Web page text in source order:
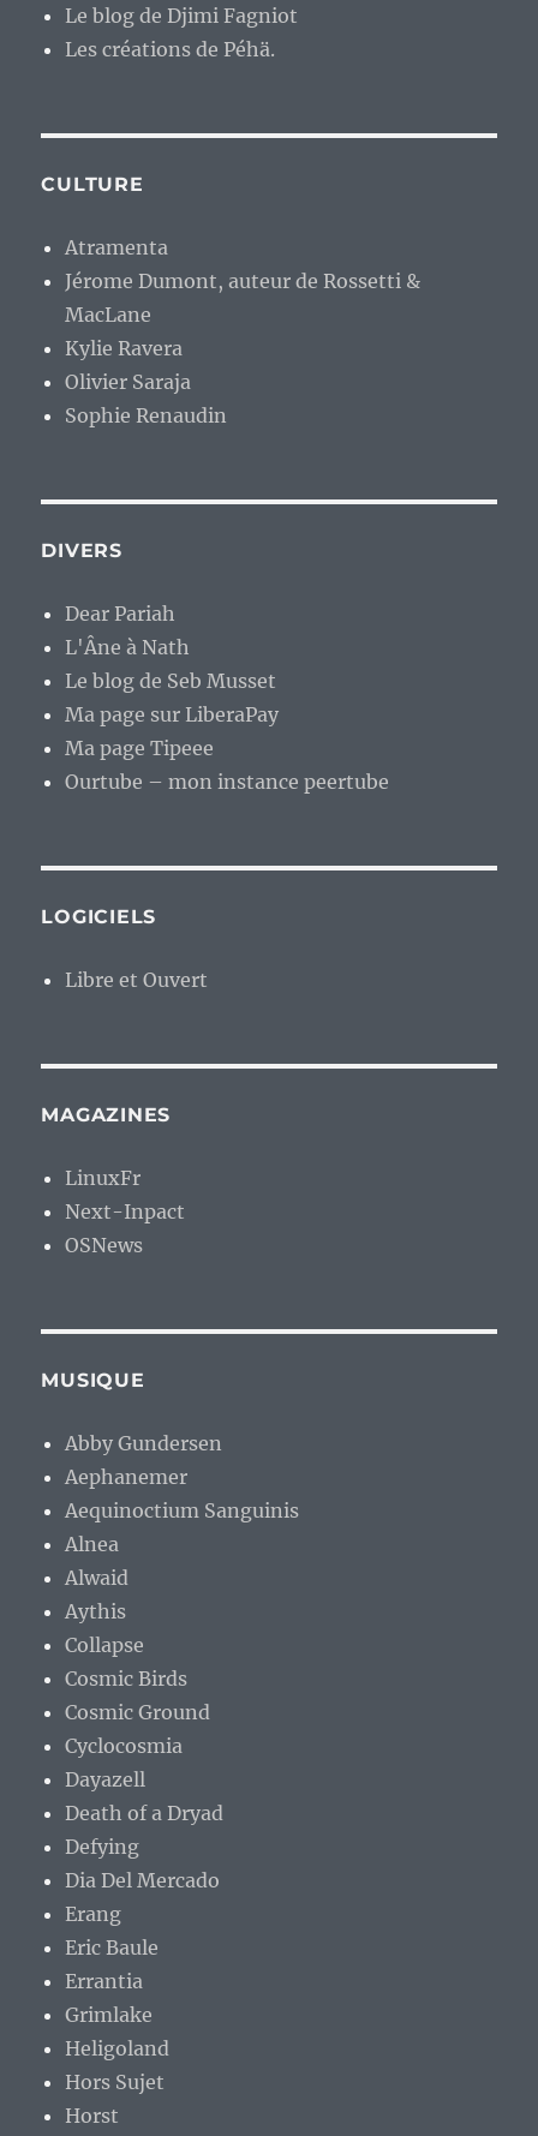
Le blog de Djimi Fagniot
Les créations de Péhä.
CULTURE
Atramenta
Jérome Dumont, auteur de Rossetti &
MacLane
Kylie Ravera
Olivier Saraja
Sophie Renaudin
DIVERS
Dear Pariah
L'Âne à Nath
Le blog de Seb Musset
Ma page sur LiberaPay
Ma page Tipeee
Ourtube – mon instance peertube
LOGICIELS
Libre et Ouvert
MAGAZINES
LinuxFr
Next-Inpact
OSNews
MUSIQUE
Abby Gundersen
Aephanemer
Aequinoctium Sanguinis
Alnea
Alwaid
Aythis
Collapse
Cosmic Birds
Cosmic Ground
Cyclocosmia
Dayazell
Death of a Dryad
Defying
Dia Del Mercado
Erang
Eric Baule
Errantia
Grimlake
Heligoland
Hors Sujet
Horst